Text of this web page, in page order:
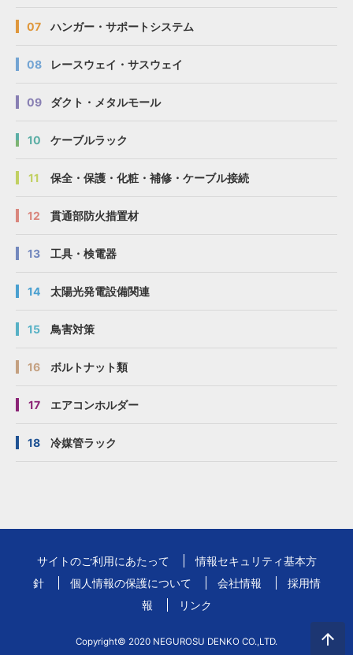
07 ハンガー・サポートシステム
08 レースウェイ・サスウェイ
09 ダクト・メタルモール
10 ケーブルラック
11 保全・保護・化粧・補修・ケーブル接続
12 貫通部防火措置材
13 工具・検電器
14 太陽光発電設備関連
15 鳥害対策
16 ボルトナット類
17 エアコンホルダー
18 冷媒管ラック
サイトのご利用にあたって
情報セキュリティ基本方
針
個人情報の保護について 会社情報
採用情
報
リンク
Copyright© 2020 NEGUROSU DENKO CO.,LTD.